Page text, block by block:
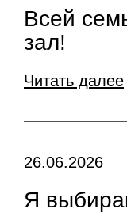
Всей
зал!
Читать далее
26.06.2026
Я